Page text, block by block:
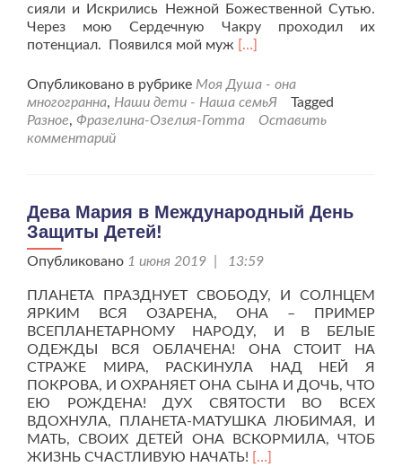
сияли и Искрились Нежной Божественной Сутью.
Через мою Сердечную Чакру проходил их
потенциал. Появился мой муж Читать
проС
Днём
Семьи
[…]
Опубликовано в рубрике Моя Душа - она
многогранна, Наши дети - Наша семьЯ
Tagged
Разное, Фразелина-Озелия-Готта
Оставить
комментарий
Дева Мария в Международный День
Защиты Детей!
Опубликовано 1 июня 2019 | 13:59
ПЛАНЕТА ПРАЗДНУЕТ СВОБОДУ, И СОЛНЦЕМ
ЯРКИМ ВСЯ ОЗАРЕНА, ОНА – ПРИМЕР
ВСЕПЛАНЕТАРНОМУ НАРОДУ, И В БЕЛЫЕ
ОДЕЖДЫ ВСЯ ОБЛАЧЕНА! ОНА СТОИТ НА
СТРАЖЕ МИРА, РАСКИНУЛА НАД НЕЙ Я
ПОКРОВА, И ОХРАНЯЕТ ОНА СЫНА И ДОЧЬ, ЧТО
ЕЮ РОЖДЕНА! ДУХ СВЯТОСТИ ВО ВСЕХ
ВДОХНУЛА, ПЛАНЕТА-МАТУШКА ЛЮБИМАЯ, И
МАТЬ, СВОИХ ДЕТЕЙ ОНА ВСКОРМИЛА, ЧТОБ
ЖИЗНЬ СЧАСТЛИВУЮ НАЧАТЬ! Читать
[…]